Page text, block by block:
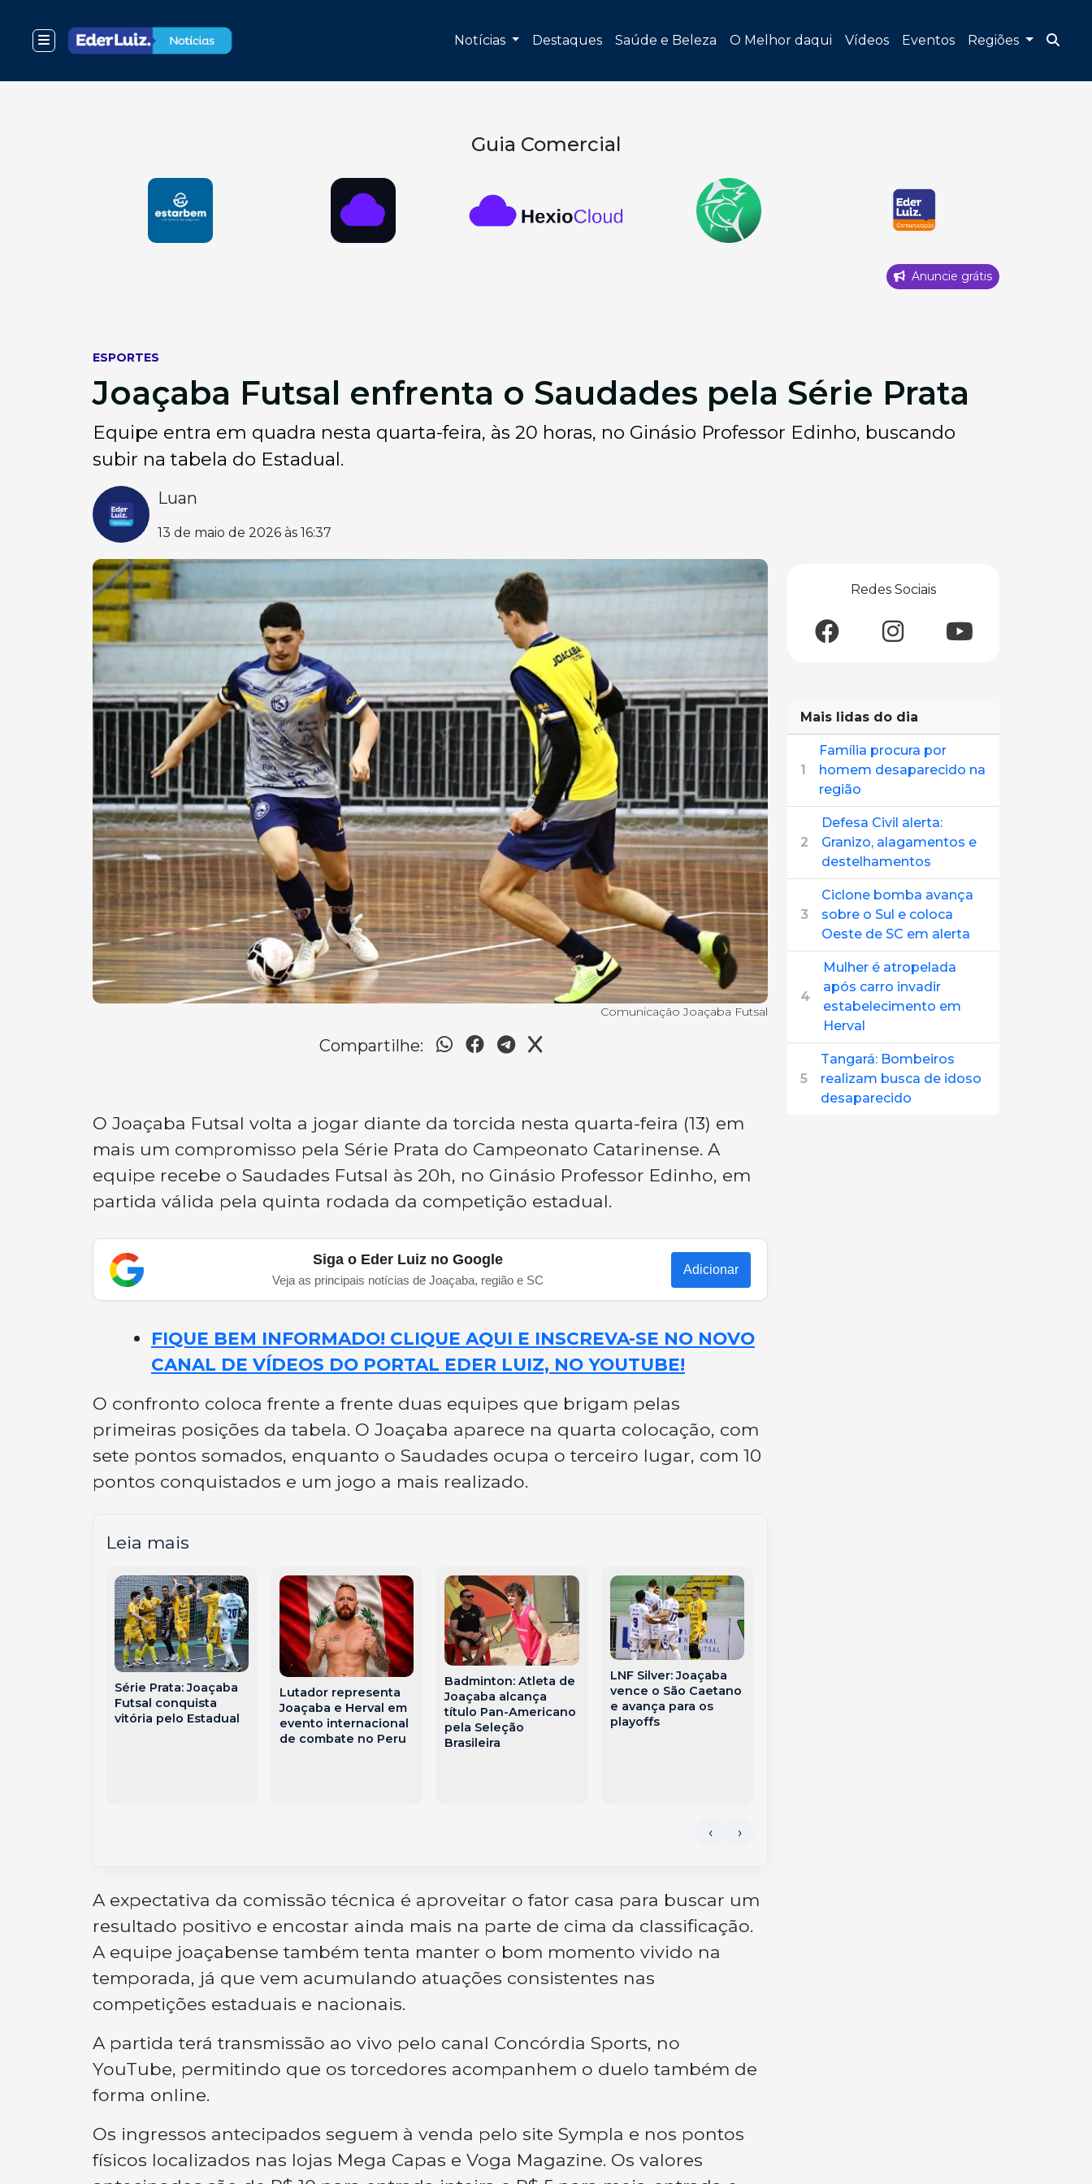
Notícias Destaques Saúde e Beleza O Melhor daqui Vídeos Eventos Regiões
Guia Comercial
Anuncie grátis
ESPORTES
Joaçaba Futsal enfrenta o Saudades pela Série Prata
Equipe entra em quadra nesta quarta-feira, às 20 horas, no Ginásio Professor Edinho, buscando
subir na tabela do Estadual.
Luan
13 de maio de 2026 às 16:37
Comunicação Joaçaba Futsal
Compartilhe:
O Joaçaba Futsal volta a jogar diante da torcida nesta quarta-feira (13) em
mais um compromisso pela Série Prata do Campeonato Catarinense. A
equipe recebe o Saudades Futsal às 20h, no Ginásio Professor Edinho, em
partida válida pela quinta rodada da competição estadual.
Siga o Eder Luiz no Google
Veja as principais notícias de Joaçaba, região e SC
Adicionar
FIQUE BEM INFORMADO! CLIQUE AQUI E INSCREVA-SE NO NOVO
CANAL DE VÍDEOS DO PORTAL EDER LUIZ, NO YOUTUBE!
O confronto coloca frente a frente duas equipes que brigam pelas
primeiras posições da tabela. O Joaçaba aparece na quarta colocação, com
sete pontos somados, enquanto o Saudades ocupa o terceiro lugar, com 10
pontos conquistados e um jogo a mais realizado.
Leia mais
Série Prata: Joaçaba
Futsal conquista
vitória pelo Estadual
Lutador representa
Joaçaba e Herval em
evento internacional
de combate no Peru
Badminton: Atleta de
Joaçaba alcança
título Pan-Americano
pela Seleção
Brasileira
LNF Silver: Joaçaba
vence o São Caetano
e avança para os
playoffs
A expectativa da comissão técnica é aproveitar o fator casa para buscar um
resultado positivo e encostar ainda mais na parte de cima da classificação.
A equipe joaçabense também tenta manter o bom momento vivido na
temporada, já que vem acumulando atuações consistentes nas
competições estaduais e nacionais.
A partida terá transmissão ao vivo pelo canal Concórdia Sports, no
YouTube, permitindo que os torcedores acompanhem o duelo também de
forma online.
Os ingressos antecipados seguem à venda pelo site Sympla e nos pontos
físicos localizados nas lojas Mega Capas e Voga Magazine. Os valores
Redes Sociais
Mais lidas do dia
1
Família procura por
homem desaparecido na
região
2
Defesa Civil alerta:
Granizo, alagamentos e
destelhamentos
3
Ciclone bomba avança
sobre o Sul e coloca
Oeste de SC em alerta
4
Mulher é atropelada
após carro invadir
estabelecimento em
Herval
5
Tangará: Bombeiros
realizam busca de idoso
desaparecido